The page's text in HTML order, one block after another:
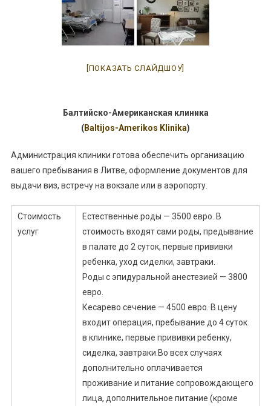
[ПОКАЗАТЬ СЛАЙДШОУ]
Балтийско-Американская клиника
(Baltijos-Amerikos Klinika)
Администрация клиники готова обеспечить организацию
вашего пребывания в Литве, оформление документов для
выдачи виз, встречу на вокзале или в аэропорту.
Стоимость
услуг
Естественные роды — 3500 евро. В
стоимость входят сами роды, предывание
в палате до 2 суток, первые прививки
ребенка, уход сиделки, завтраки.
Роды с эпидуральной анестезией — 3800
евро.
Кесарево сечение — 4500 евро. В цену
входит операция, пребывание до 4 суток
в клинике, первые прививки ребенку,
сиделка, завтраки.Во всех случаях
дополнительно оплачивается
проживание и питание сопровождающего
лица, дополнительное питание (кроме